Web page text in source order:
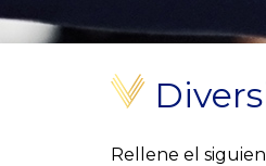
Rellene el